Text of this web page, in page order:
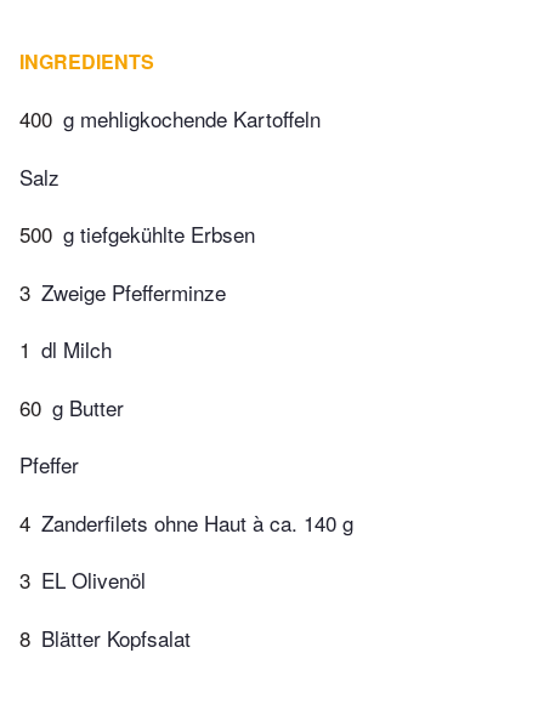
INGREDIENTS
400 g mehligkochende Kartoffeln
Salz
500 g tiefgekühlte Erbsen
3 Zweige Pfefferminze
1 dl Milch
60 g Butter
Pfeffer
4 Zanderfilets ohne Haut à ca. 140 g
3 EL Olivenöl
8 Blätter Kopfsalat